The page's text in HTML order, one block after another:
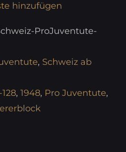
hinzufügen
ProJuventute-
, Schweiz ab
128, 1948, Pro Juventute,